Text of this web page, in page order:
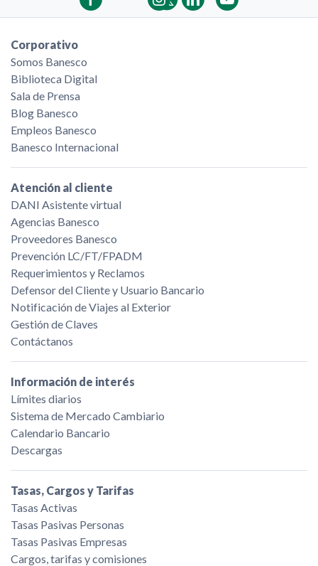
Corporativo
Somos Banesco
Biblioteca Digital
Sala de Prensa
Blog Banesco
Empleos Banesco
Banesco Internacional
Atención al cliente
DANI Asistente virtual
Agencias Banesco
Proveedores Banesco
Prevención LC/FT/FPADM
Requerimientos y Reclamos
Defensor del Cliente y Usuario Bancario
Notificación de Viajes al Exterior
Gestión de Claves
Contáctanos
Información de interés
Límites diarios
Sistema de Mercado Cambiario
Calendario Bancario
Descargas
Tasas, Cargos y Tarifas
Tasas Activas
Tasas Pasivas Personas
Tasas Pasivas Empresas
Cargos, tarifas y comisiones